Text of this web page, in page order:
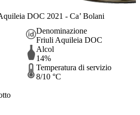
DOC 2021 - Ca’ Bolani
Denominazione
Friuli Aquileia DOC
Alcol
14%
Temperatura di servizio
8/10 °C